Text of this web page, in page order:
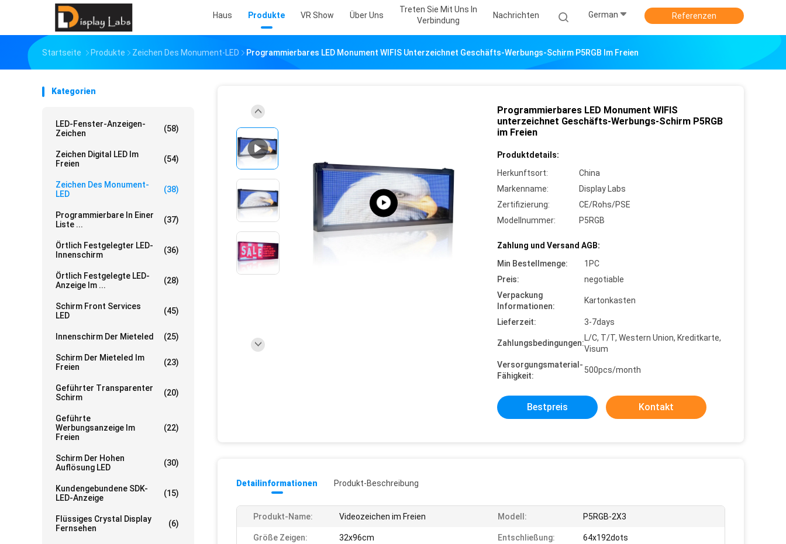
Haus Produkte VR Show Über Uns
Treten Sie Mit Uns In
Verbindung
Nachrichten German Referenzen
Startseite Produkte Zeichen Des Monument-LED Programmierbares LED Monument WIFIS Unterzeichnet Geschäfts-Werbungs-Schirm P5RGB Im Freien
Kategorien
LED-Fenster-Anzeigen-
Zeichen
(58)
Zeichen Digital LED Im
Freien
(54)
Zeichen Des Monument-
LED
(38)
Programmierbare In Einer
Liste ...
(37)
Örtlich Festgelegter LED-
Innenschirm
(36)
Örtlich Festgelegte LED-
Anzeige Im ...
(28)
Schirm Front Services
LED
(45)
Innenschirm Der Mieteled (25)
Schirm Der Mieteled Im
Freien
(23)
Geführter Transparenter
Schirm
(20)
Geführte
Werbungsanzeige Im
Freien
(22)
Schirm Der Hohen
Auflösung LED
(30)
Kundengebundene SDK-
LED-Anzeige
(15)
Flüssiges Crystal Display
Fernsehen
(6)
Programmierbares LED Monument WIFIS
unterzeichnet Geschäfts-Werbungs-Schirm P5RGB
im Freien
Produktdetails:
Herkunftsort:
China
Markenname:
Display Labs
Zertifizierung:
CE/Rohs/PSE
Modellnummer:
P5RGB
Zahlung und Versand AGB:
Min Bestellmenge:
1PC
Preis:
negotiable
Verpackung
Informationen:
Kartonkasten
Lieferzeit: 3-7days
Zahlungsbedingungen:
L/C, T/T, Western Union, Kreditkarte,
Visum
Versorgungsmaterial-
Fähigkeit:
500pcs/month
Bestpreis Kontakt
Detailinformationen Produkt-Beschreibung
Produkt-Name: Videozeichen im Freien Modell: P5RGB-2X3
Größe Zeigen: 32x96cm Entschließung: 64x192dots